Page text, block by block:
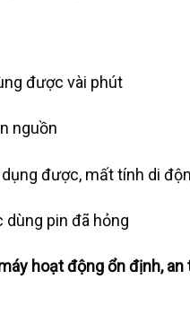
được vài phút
nguồn
được, mất tính di
pin đã hỏng
hoạt động ổn định,